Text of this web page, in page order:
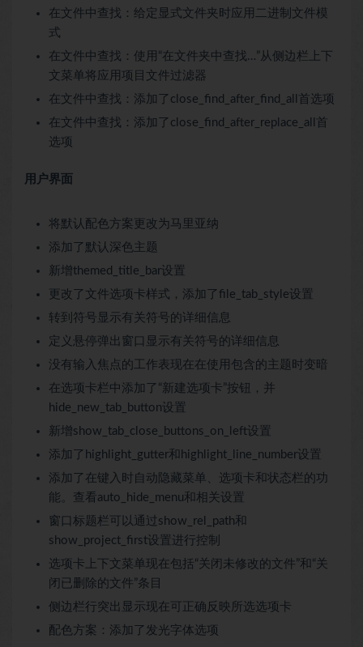
在文件中查找：给定显式文件夹时应用二进制文件模
式
在文件中查找：使用“在文件夹中查找…”从侧边栏上下
文菜单将应用项目文件过滤器
在文件中查找：添加了close_find_after_find_all首选项
在文件中查找：添加了close_find_after_replace_all首
选项
用户界面
将默认配色方案更改为马里亚纳
添加了默认深色主题
新增themed_title_bar设置
更改了文件选项卡样式，添加了file_tab_style设置
转到符号显示有关符号的详细信息
定义悬停弹出窗口显示有关符号的详细信息
没有输入焦点的工作表现在在使用包含的主题时变暗
在选项卡栏中添加了“新建选项卡”按钮，并
hide_new_tab_button设置
新增show_tab_close_buttons_on_left设置
添加了highlight_gutter和highlight_line_number设置
添加了在键入时自动隐藏菜单、选项卡和状态栏的功
能。查看auto_hide_menu和相关设置
窗口标题栏可以通过show_rel_path和
show_project_first设置进行控制
选项卡上下文菜单现在包括“关闭未修改的文件”和“关
闭已删除的文件”条目
侧边栏行突出显示现在可正确反映所选选项卡
配色方案：添加了发光字体选项